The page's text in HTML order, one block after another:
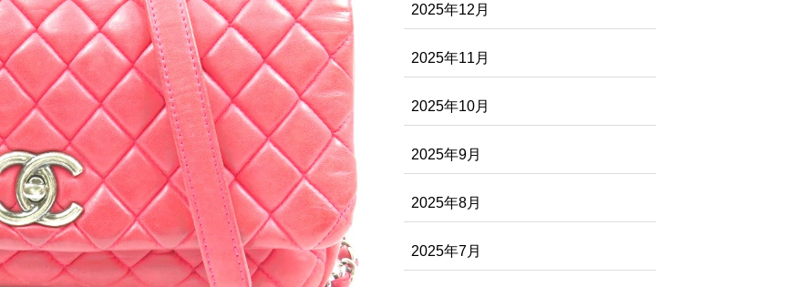
2025年12月
2025年11月
2025年10月
2025年9月
2025年8月
2025年7月